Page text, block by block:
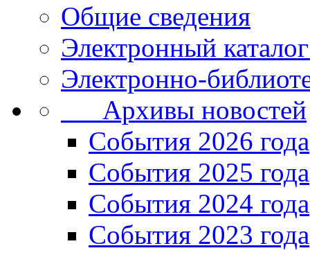
Общие сведения
Электронный
Электронно-
Архивы новостей
Cобытия 2026 года
События 2025 года
События 2024 года
События 2023 года